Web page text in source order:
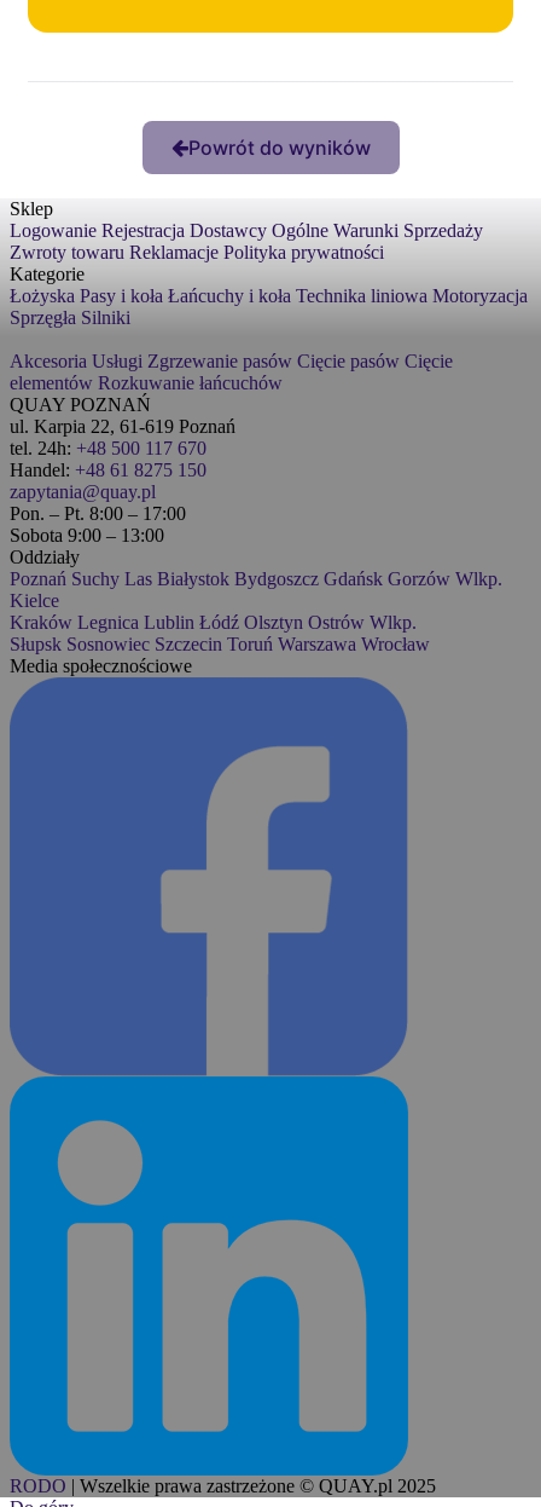
Powrót do wyników
Sklep
Logowanie Rejestracja Dostawcy Ogólne Warunki Sprzedaży
Zwroty towaru Reklamacje Polityka prywatności
Kategorie
Łożyska Pasy i koła Łańcuchy i koła Technika liniowa Motoryzacja
Sprzęgła Silniki
Akcesoria Usługi Zgrzewanie pasów Cięcie pasów Cięcie
elementów Rozkuwanie łańcuchów
QUAY POZNAŃ
ul. Karpia 22, 61-619 Poznań
tel. 24h: +48 500 117 670
Handel: +48 61 8275 150
zapytania@quay.pl
Pon. – Pt. 8:00 – 17:00
Sobota 9:00 – 13:00
Oddziały
Poznań Suchy Las Białystok Bydgoszcz Gdańsk Gorzów Wlkp.
Kielce
Kraków Legnica Lublin Łódź Olsztyn Ostrów Wlkp.
Słupsk Sosnowiec Szczecin Toruń Warszawa Wrocław
Media społecznościowe
RODO | Wszelkie prawa zastrzeżone © QUAY.pl 2025